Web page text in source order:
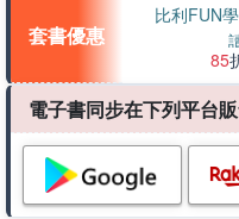
套書優惠
比利FUN
85
電子書同步在下列平台